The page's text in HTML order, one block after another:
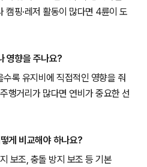
캠핑·레저 활동이 많다면 4륜이 도
영향을 주나요?
록 유지비에 직접적인 영향을 줘
행거리가 많다면 연비가 중요한 선
게 비교해야 하나요?
보조, 충돌 방지 보조 등 기본